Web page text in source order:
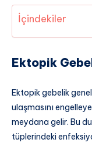
İçindekiler
Ektopik
Ektopik gebelik
ulaşmasını
meydana gelir. Bu
tüplerindeki